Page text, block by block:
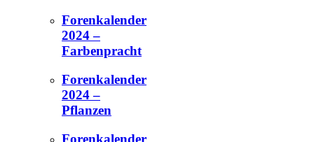
Forenkalender
2024 –
Farbenpracht
Forenkalender
2024 –
Pflanzen
Forenkalender